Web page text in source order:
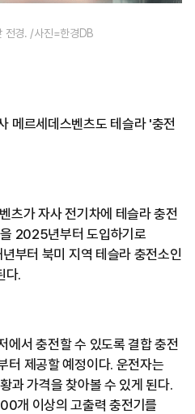
전경. /사진=한경DB
메르세데스벤츠도 테슬라 '충전
츠가 자사 전기차에 테슬라 충전
2025년부터 도입하기로
부터 북미 지역 테슬라 충전소인
다.
에서 충전할 수 있도록 결합 충전
터 제공할 예정이다. 운전자는
과 가격을 찾아볼 수 있게 된다.
개 이상의 고출력 충전기를